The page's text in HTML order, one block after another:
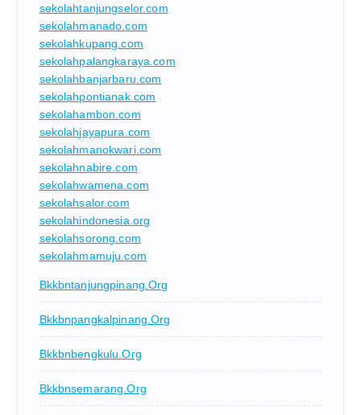
sekolahtanjungselor.com
sekolahmanado.com
sekolahkupang.com
sekolahpalangkaraya.com
sekolahbanjarbaru.com
sekolahpontianak.com
sekolahambon.com
sekolahjayapura.com
sekolahmanokwari.com
sekolahnabire.com
sekolahwamena.com
sekolahsalor.com
sekolahindonesia.org
sekolahsorong.com
sekolahmamuju.com
Bkkbntanjungpinang.org
Bkkbnpangkalpinang.org
Bkkbnbengkulu.org
Bkkbnsemarang.org